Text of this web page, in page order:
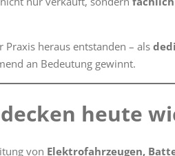
Praxis heraus entstanden – als
an Bedeutung gewinnt.
heute
von Elektrofahrzeugen,